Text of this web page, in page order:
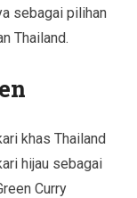
sebagai pilihan
Thailand.
khas Thailand
hijau sebagai
Curry